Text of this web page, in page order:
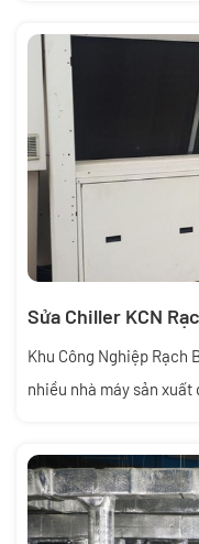
không được bảo trì định
công suất lạnh, tiêu
trọng.
Sửa Chiller KCN
Khu Công Nghiệp Rạch
nhiều nhà máy sản
sự cố, việc ngưng trệ
tiến độ.